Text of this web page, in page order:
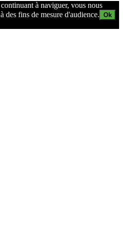
à naviguer, vous nous
des fins de mesure d'audience. Ok